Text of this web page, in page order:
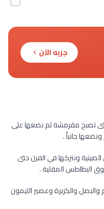
جربه الآن
تصبح مقرمشة ثم نضعها على
جانباً .
ونتركها في الفرن حتى
البطاطس المقلية .
والكزبرة وعصير الليمون